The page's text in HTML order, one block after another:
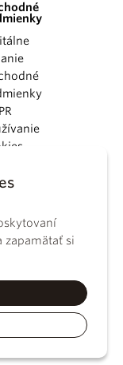
zapamätať si